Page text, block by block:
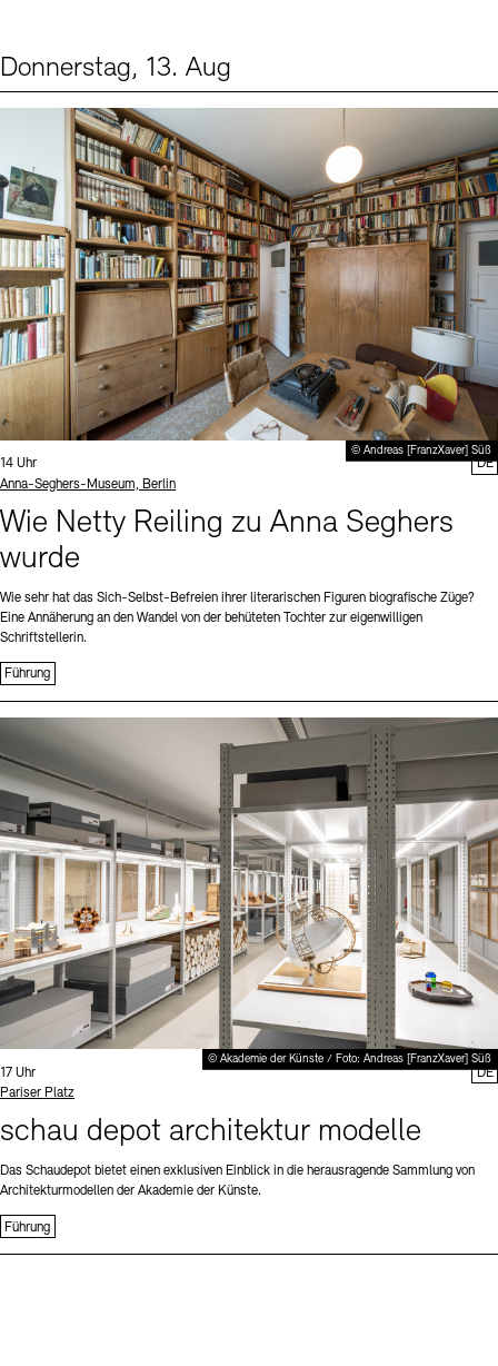
Donnerstag, 13. Aug
© Andreas [FranzXaver] Süß
Uhrzeit:
14 Uhr
Standort
Anna-Seghers-Museum, Berlin
Wie Netty Reiling zu Anna Seghers
wurde
Wie sehr hat das Sich-Selbst-Befreien ihrer literarischen Figuren biografische Züge?
Eine Annäherung an den Wandel von der behüteten Tochter zur eigenwilligen
Schriftstellerin.
Führung
DE
© Akademie der Künste / Foto: Andreas [FranzXaver] Süß
Uhrzeit:
17 Uhr
Standort
Pariser Platz
schau depot architektur modelle
Das Schaudepot bietet einen exklusiven Einblick in die herausragende Sammlung von
Architekturmodellen der Akademie der Künste.
Führung
DE